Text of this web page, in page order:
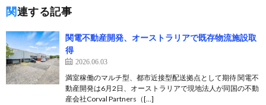
関連する記事
関電不動産開発、オーストラリアで既存物流施設取
得
2026.06.03
満室稼働のマルチ型、都市近接型配送拠点として期待 関電不
動産開発は6月2日、オーストラリアで現地法人が同国の不動
産会社Corval Partners（[…]